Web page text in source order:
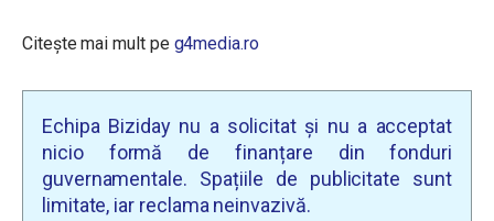
Citește mai mult pe g4media.ro
Echipa Biziday nu a solicitat și nu a acceptat
nicio formă de finanțare din fonduri
guvernamentale. Spațiile de publicitate sunt
limitate, iar reclama neinvazivă.